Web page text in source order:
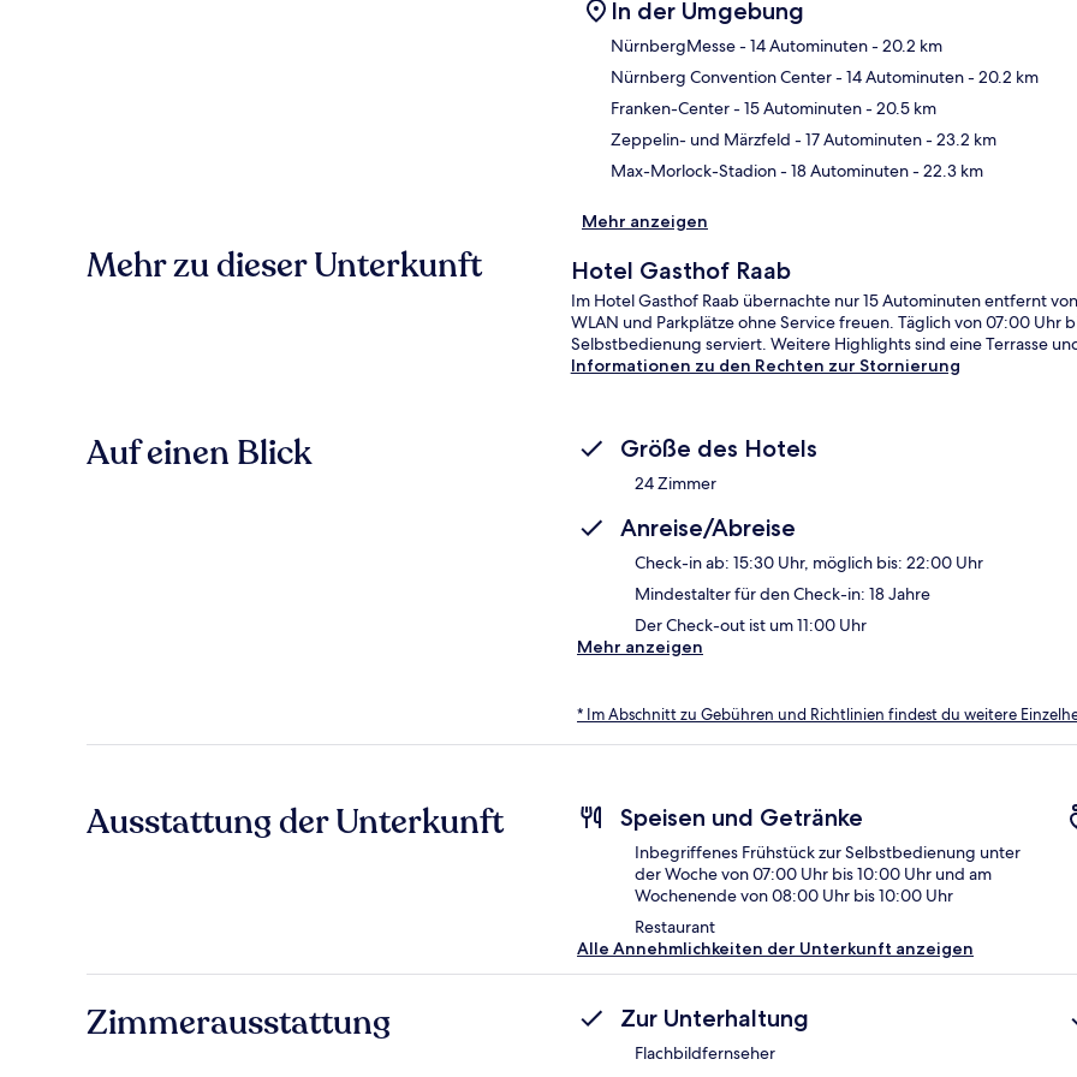
In der Umgebung
NürnbergMesse- 14 Autominuten- 20.2 km
Nürnberg Convention Center- 14 Autominuten- 20.2 km
Franken-Center- 15 Autominuten- 20.5 km
Zeppelin- und Märzfeld - 17 Autominuten- 23.2 km
Max-Morlock-Stadion- 18 Autominuten- 22.3 km
Mehr anzeigen
Mehr zu dieser Unterkunft Hotel Gasthof Raab
Im Hotel Gasthof Raab übernachte nur 15 Autominuten entfernt
WLAN und Parkplätze ohne Service freuen. Täglich von 07:00 Uhr
Selbstbedienung serviert. Weitere Highlights sind eine Terrasse
Informationen zu den Rechten zur Stornierung
Auf einen Blick Größe des Hotels
24 Zimmer
Anreise/Abreise
Check-in ab: 15:30 Uhr, möglich bis: 22:00 Uhr
Mindestalter für den Check-in: 18 Jahre
Der Check-out ist um 11:00 Uhr
Mehr anzeigen
* Im Abschnitt zu Gebühren und Richtlinien findest du weitere
Ausstattung der Unterkunft Speisen und Getränke
Inbegriffenes Frühstück zur Selbstbedienung unter
der Woche von 07:00 Uhr bis 10:00 Uhr und am
Wochenende von 08:00 Uhr bis 10:00 Uhr
Restaurant
Alle Annehmlichkeiten der Unterkunft anzeigen
Zimmerausstattung Zur Unterhaltung
Flachbildfernseher